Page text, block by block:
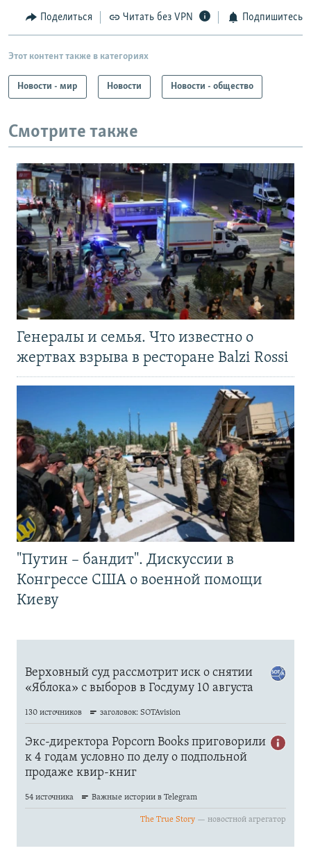
Поделиться Читать без VPN Подпишитесь
Этот контент также в категориях
Новости - мир Новости Новости - общество
Смотрите также
Генералы и семья. Что известно о
жертвах взрыва в ресторане Balzi Rossi
"Путин – бандит". Дискуссии в
Конгрессе США о военной помощи
Киеву